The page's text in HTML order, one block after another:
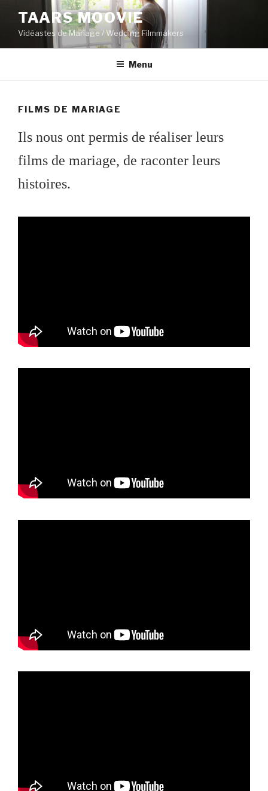
contenu
principal
TAARS MOOVIE
Vidéastes de Mariage / Wedding Filmmakers
Menu
FILMS DE MARIAGE
Ils nous ont permis de réaliser leurs
films de mariage, de raconter leurs
histoires.